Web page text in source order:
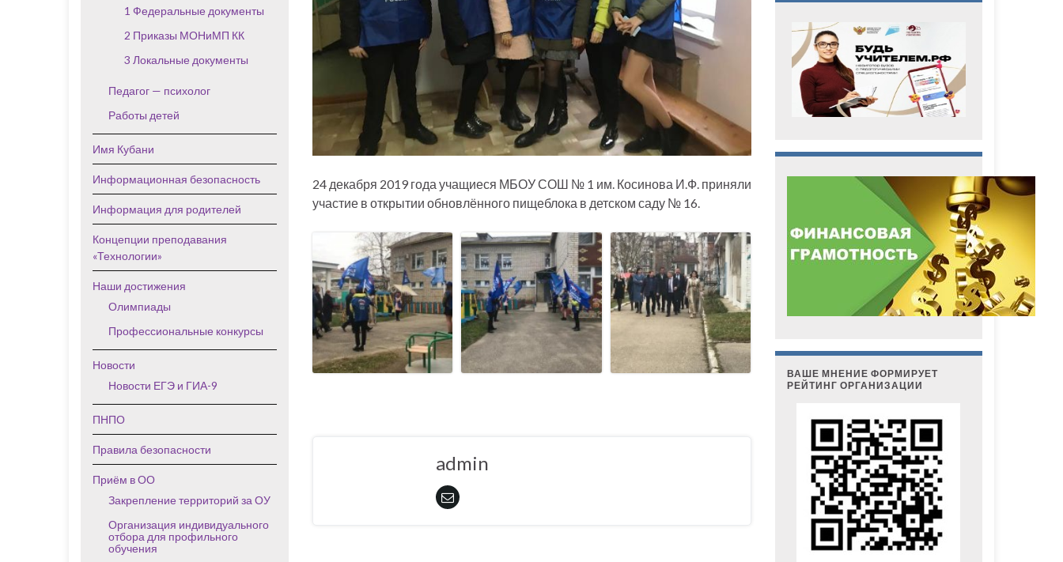
24 декабря 2019 года учащиеся МБОУ СОШ № 1 им. Косинова И.Ф. приняли
участие в открытии обновлённого пищеблока в детском саду № 16.
admin
1 Федеральные документы
2 Приказы МОНиМП КК
3 Локальные документы
Педагог — психолог
Работы детей
Имя Кубани
Информационная безопасность
Информация для родителей
Концепции преподавания
«Технологии»
Наши достижения
Олимпиады
Профессиональные конкурсы
Новости
Новости ЕГЭ и ГИА-9
ПНПО
Правила безопасности
Приём в ОО
Закрепление территорий за ОУ
Организация индивидуального
отбора для профильного
обучения
ВАШЕ МНЕНИЕ ФОРМИРУЕТ
РЕЙТИНГ ОРГАНИЗАЦИИ